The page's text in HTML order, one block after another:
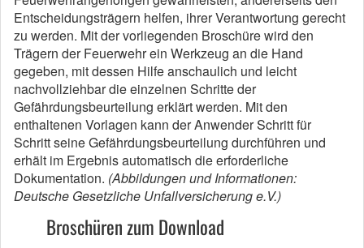
Entscheidungsträgern helfen, ihrer Verantwortung gerecht
zu werden. Mit der vorliegenden Broschüre wird den
Trägern der Feuerwehr ein Werkzeug an die Hand
gegeben, mit dessen Hilfe anschaulich und leicht
nachvollziehbar die einzelnen Schritte der
Gefährdungsbeurteilung erklärt werden. Mit den
enthaltenen Vorlagen kann der Anwender Schritt für
Schritt seine Gefährdungsbeurteilung durchführen und
erhält im Ergebnis automatisch die erforderliche
Dokumentation. (Abbildungen und Informationen:
Deutsche Gesetzliche Unfallversicherung e.V.)
Broschüren zum Download